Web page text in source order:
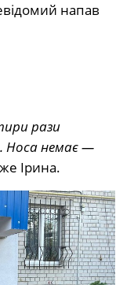
напав
рази
Носа немає —
Ірина.